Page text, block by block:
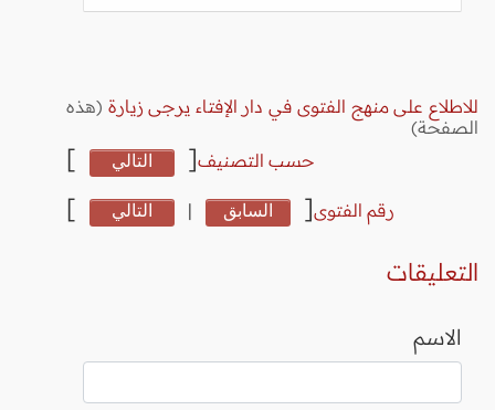
للاطلاع على منهج الفتوى في دار الإفتاء يرجى زيارة (هذه
الصفحة)
حسب التصنيف[ التالي ]
رقم الفتوى[ السابق | التالي ]
التعليقات
الاسم